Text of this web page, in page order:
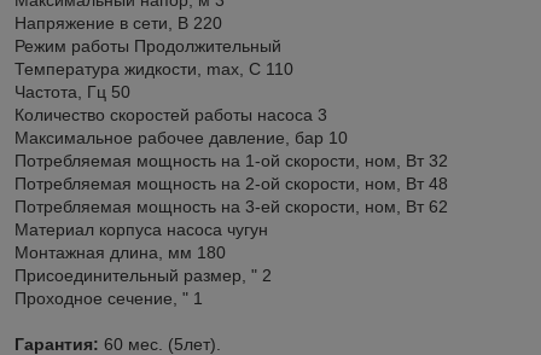
Напряжение в сети, В 220
Режим работы Продолжительный
Температура жидкости, max, C 110
Частота, Гц 50
Количество скоростей работы насоса 3
Максимальное рабочее давление, бар 10
Потребляемая мощность на 1-ой скорости, ном, Вт 32
Потребляемая мощность на 2-ой скорости, ном, Вт 48
Потребляемая мощность на 3-ей скорости, ном, Вт 62
Материал корпуса насоса чугун
Монтажная длина, мм 180
Присоединительный размер, " 2
Проходное сечение, " 1
Гарантия: 60 мес. (5лет).